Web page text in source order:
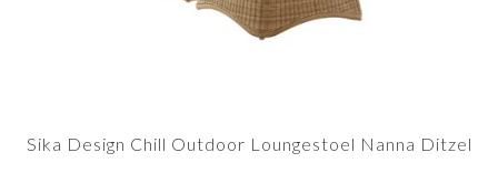
Sika Design Chill Outdoor Loungestoel Nanna Ditzel